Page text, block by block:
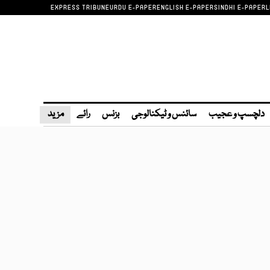
EXPRESS TRIBUNEURDU E-PAPERENGLISH E-PAPERSINDHI E-PAPER
دلچسپ و عجیب سائنس و ٹیکنالوجی بزنس رائے مزید